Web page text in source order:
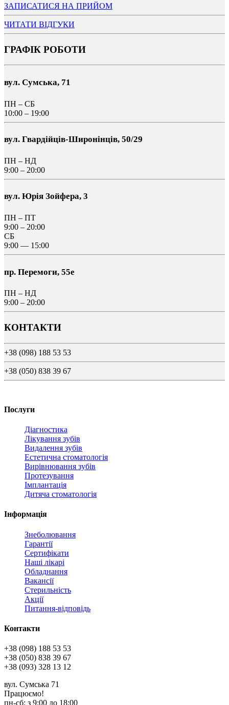
ЗАПИСАТИСЯ НА ПРИЙОМ
ЧИТАТИ ВІДГУКИ
ГРАФІК РОБОТИ
вул. Сумська, 71
ПН – СБ
10:00 – 19:00
вул. Гвардійців-Широнінців, 50/29
ПН – НД
9:00 – 20:00
вул. Юрія Зойфера, 3
ПН – ПТ
9:00 – 20:00
СБ
9:00 — 15:00
пр. Перемоги, 55е
ПН – НД
9:00 – 20:00
КОНТАКТИ
+38 (098) 188 53 53
+38 (050) 838 39 67
Послуги
Діагностика
Лікування зубів
Видалення зубів
Естетична стоматологія
Вирівнювання зубів
Протезування
Імплантація
Дитяча стоматологія
Інформація
Знеболювання
Гарантії
Сертифікати
Наші лікарі
Обладнання
Вакансії
Стерильність
Акції
Питання-відповідь
Контакти
+38 (098) 188 53 53
+38 (050) 838 39 67
+38 (093) 328 13 12
вул. Сумська 71
Працюємо!
пн-cб: з 9:00 до 18:00